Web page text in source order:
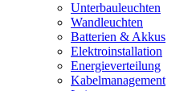
Unterbauleuchten
Wandleuchten
Batterien & Akkus
Elektroinstallation
Energieverteilung
Kabelmanagement